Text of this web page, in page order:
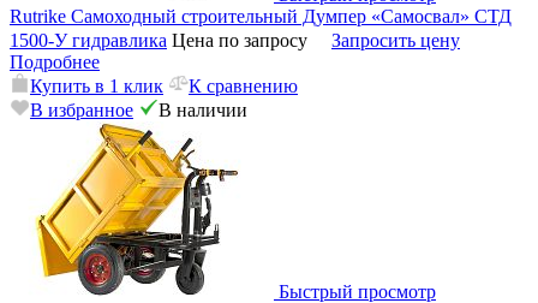
Rutrike Самоходный строительный Думпер «Самосвал» СТД
1500-У гидравлика Цена по запросу
Запросить цену
Подробнее
Купить в 1 клик
К сравнению
В избранное
В наличии
Быстрый просмотр